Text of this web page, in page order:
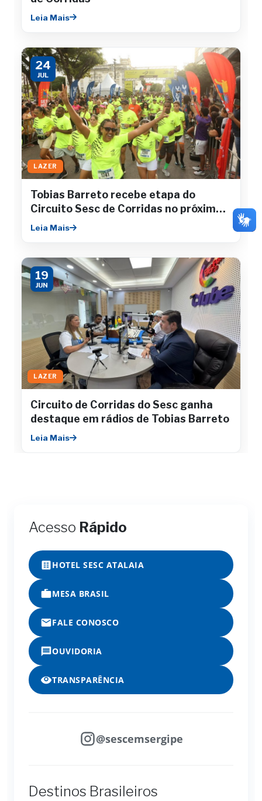
Leia Mais
24
JUL
LAZER
Tobias Barreto recebe etapa do
Circuito Sesc de Corridas no próximo
sábado
Leia Mais
19
JUN
LAZER
Circuito de Corridas do Sesc ganha
destaque em rádios de Tobias Barreto
Leia Mais
Acesso Rápido
HOTEL SESC ATALAIA
MESA BRASIL
FALE CONOSCO
OUVIDORIA
TRANSPARÊNCIA
@sescemsergipe
Destinos Brasileiros